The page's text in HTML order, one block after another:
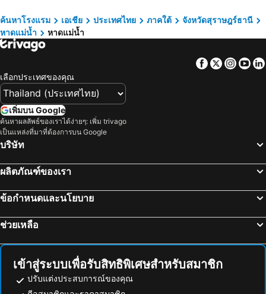
อนันตรา ลาวาน่า รีสอร์ท แอนด์ สปา
เซ็นทารา วิลล่า สมุย
ซันเซ็ทบีชคลับ
Cheeky Monkey's Samui
The Culture Samui
Centara Life Lamai Resort Samui
Top Hostel Samui
Ploen Chaweng Koh Samui
Lamai Coconut Beach Resort
Thai Fight Hotel
The Villager Fishermans Village
Colorize Boutique Hotel
โรงแรมอัมพาเพลส
โลลิต้า บังกะโล
มาย ลีฟวิ่งเพลส เกาะสมุย
Everest Resort
ปาล์มพอยท์วิลเลจ
ทิพย์ธารา รีสอร์ท
ท้องศาลา โรงแรมชายหาด
อ่าวบางปอ โรงแรมชายหาด
บ้านใต้ โรงแรมชายหาด
อ่าวชลคราม โรงแรมชายหาด
บ้านศรีธนู โรงแรมชายหาด
บ้านท้องนายปาน โรงแรมชายหาด
ค้นหาโรงแรม เอเชีย ประเทศไทย ภาคใต้
จังหวัดสุราษฎร์ธานี
หาดแม่น้ำ
หาดแม่น้ำ
Facebook
Twitter
เลือกประเทศของคุณ
เพิ่มบน Google
ค้นหาผลลัพธ์ของเราได้ง่ายๆ: เพิ่ม trivago
เป็นแหล่งที่มาที่ต้องการบน Google
บริษัท
ผลิตภัณฑ์ของเรา
ข้อกำหนดและนโยบาย
ช่วยเหลือ
เข้าสู่ระบบเพื่อรับสิทธิพิเศษสำหรับสมาชิก
ปรับแต่งประสบการณ์ของคุณ